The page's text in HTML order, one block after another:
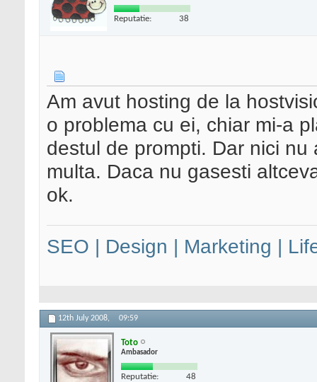
Reputatie: 38
Am avut hosting de la
o problema cu ei, chiar mi-a
destul de prompti. Dar nici
multa. Daca nu gasesti
ok.
SEO | Design | Marketing |
12th July 2008, 09:59
Toto
Ambasador
Reputatie: 48